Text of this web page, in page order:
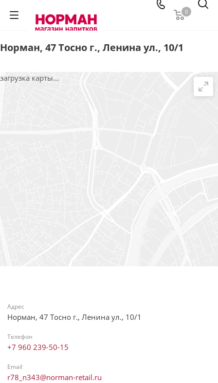
0
Норман, 47 Тосно г., Ленина ул., 10/1
загрузка карты...
Адрес
Норман, 47 Тосно г., Ленина ул., 10/1
Телефон
+7 960 239-50-15
Email
r78_n343@norman-retail.ru